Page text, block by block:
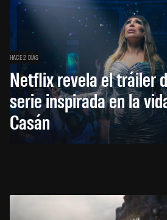
HACE 2 DÍAS
Netflix revela el tráiler
serie inspirada en la
Casán